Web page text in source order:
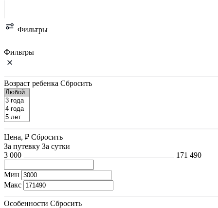
Фильтры
Фильтры
Возраст ребенка Сбросить
Цена, ₽ Сбросить
За путевку За сутки
3 000
171 490
Мин
Макс
Особенности Сбросить